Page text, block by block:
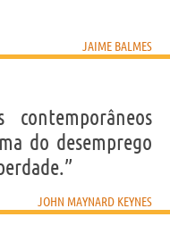
JAIME BALMES
do desemprego
JOHN MAYNARD KEYNES